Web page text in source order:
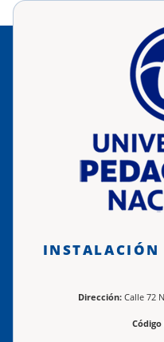
INSTALACIÓN
Dirección: Calle 72